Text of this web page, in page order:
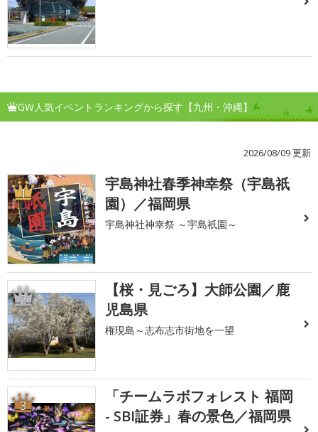
GW人気イベントランキングから探す【九州・沖縄】
2026/08/09 更新
1
宇島神社春季神幸祭（宇島祇
園）／福岡県
宇島神社神幸祭 ～宇島祇園～
2
【桜・見ごろ】大師公園／鹿
児島県
権現島～志布志市街地を一望
3
「チームラボフォレスト 福岡
- SBI証券」春の景色／福岡県